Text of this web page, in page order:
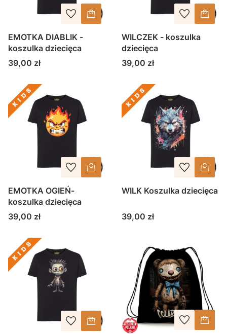
EMOTKA DIABLIK -
koszulka dziecięca
Cena
39,00 zł
WILCZEK - koszulka
dziecięca
Cena
39,00 zł
EMOTKA OGIEŃ-
koszulka dziecięca
Cena
39,00 zł
WILK Koszulka dziecięca
Cena
39,00 zł